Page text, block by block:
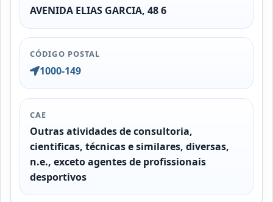
AVENIDA ELIAS GARCIA, 48 6
CÓDIGO POSTAL
1000-149
CAE
Outras atividades de consultoria,
cientificas, técnicas e similares, diversas,
n.e., exceto agentes de profissionais
desportivos